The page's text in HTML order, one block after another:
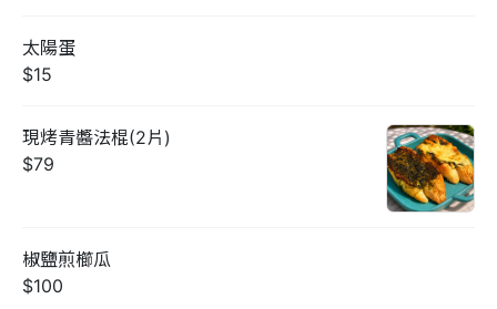
太陽蛋
$15
現烤青醬法棍(2片)
$79
椒鹽煎櫛瓜
$100